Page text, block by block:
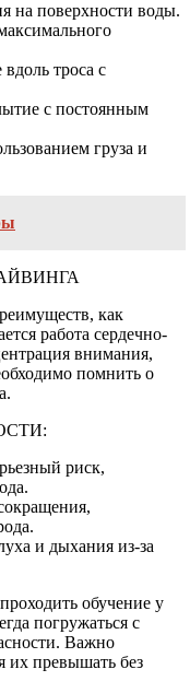
на поверхности воды.
троса с
с постоянным
груза и
как
работа сердечно-
внимания,
помнить о
риск,
и дыхания из-за
обучение у
погружаться с
Важно
их превышать без